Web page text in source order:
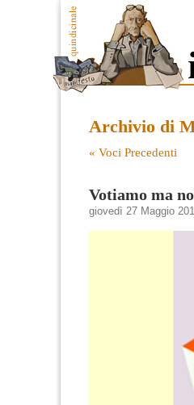
Archivio di
« Voci Precedenti
Votiamo ma
giovedì 27 Maggio